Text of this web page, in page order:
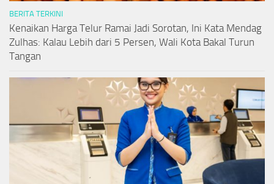
BERITA TERKINI
Kenaikan Harga Telur Ramai Jadi Sorotan, Ini Kata Mendag
Zulhas: Kalau Lebih dari 5 Persen, Wali Kota Bakal Turun
Tangan